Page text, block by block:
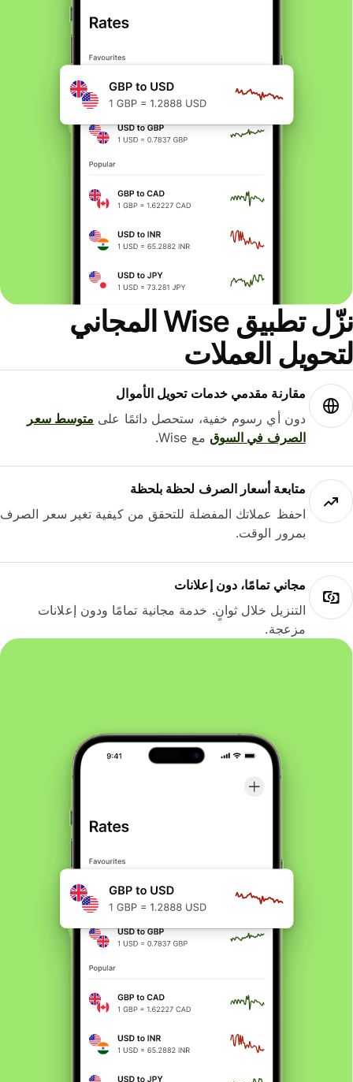
نزّل تطبيق Wise المجاني
العملات
مقارنة مقدمي خدمات تحويل الأموال
دون أي رسوم خفية، ستحصل دائمًا علىمتوسط ​​سعر
الصرف في السوقمع Wise.
متابعة أسعار الصرف لحظة بلحظة
احفظ عملاتك المفضلة للتحقق من كيفية تغير سعر الصرف
بمرور الوقت.
مجاني تمامًا، دون إعلانات
التنزيل خلال ثوانٍ. خدمة مجانية تمامًا ودون إعلانات
مزعجة.